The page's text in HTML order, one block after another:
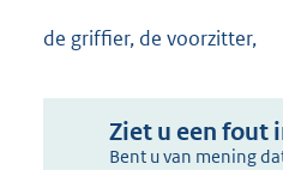
de griffier, de voorzitter,
Ziet u een fout
Bent u van mening